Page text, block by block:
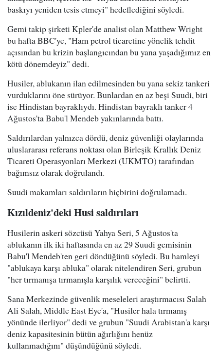
baskıyı yeniden tesis etmeyi" hedeflediğini söyledi.
Gemi takip şirketi Kpler'de analist olan Matthew Wright
bu hafta BBC'ye, "Ham petrol ticaretine yönelik tehdit
açısından bu krizin başlangıcından bu yana yaşadığımız en
kötü dönemdeyiz" dedi.
Husiler, ablukanın ilan edilmesinden bu yana sekiz tankeri
vurduklarını öne sürüyor. Bunlardan en az beşi Suudi, biri
ise Hindistan bayraklıydı. Hindistan bayraklı tanker 4
Ağustos'ta Babu'l Mendeb yakınlarında battı.
Saldırılardan yalnızca dördü, deniz güvenliği olaylarında
uluslararası referans noktası olan Birleşik Krallık Deniz
Ticareti Operasyonları Merkezi (UKMTO) tarafından
bağımsız olarak doğrulandı.
Suudi makamları saldırıların hiçbirini doğrulamadı.
Kızıldeniz'deki Husi saldırıları
Husilerin askeri sözcüsü Yahya Seri, 5 Ağustos'ta
ablukanın ilk iki haftasında en az 29 Suudi gemisinin
Babu'l Mendeb'ten geri döndüğünü söyledi. Bu hamleyi
"ablukaya karşı abluka" olarak nitelendiren Seri, grubun
"her tırmanışa tırmanışla karşılık vereceğini" belirtti.
Sana Merkezinde güvenlik meseleleri araştırmacısı Salah
Ali Salah, Middle East Eye'a, "Husiler hala tırmanış
yönünde ilerliyor" dedi ve grubun "Suudi Arabistan'a karşı
deniz kapasitesinin bütün ağırlığını henüz
kullanmadığını" düşündüğünü söyledi.